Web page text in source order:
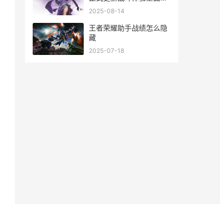
级 明末渊虚之羽第四章推
2025-08-14
王者荣耀助手战绩怎么隐
藏
2025-07-18